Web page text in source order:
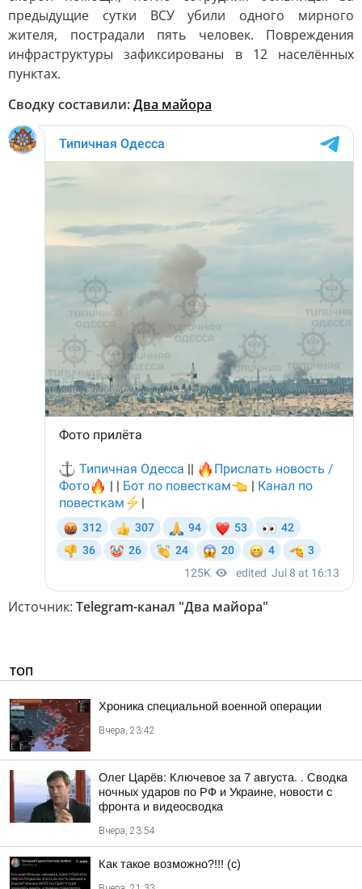
предыдущие сутки ВСУ убили одного мирного
жителя, пострадали пять человек. Повреждения
инфраструктуры зафиксированы в 12 населённых
пунктах.
Сводку составили:Два майора
Источник: Telegram-канал "Два майора"
ТОП
Хроника специальной военной операции
Вчера, 23:42
Олег Царёв: Ключевое за 7 августа. . Сводка
ночных ударов по РФ и Украине, новости с
фронта и видеосводка
Вчера, 23:54
Как такое возможно?!!! (c)